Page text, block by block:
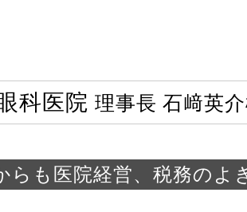
科医院 理事長 石﨑英
らも医院経営、税務のよ